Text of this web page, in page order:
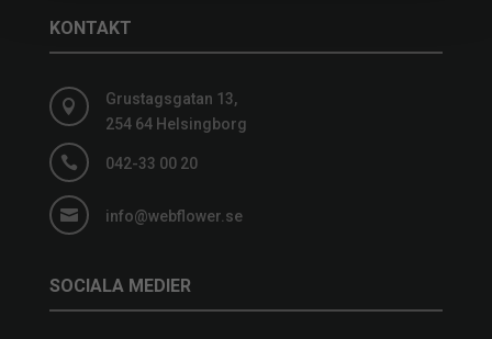
KONTAKT

Grustagsgatan 13,
254 64 Helsingborg
 042-33 00 20
 info@webflower.se
SOCIALA MEDIER